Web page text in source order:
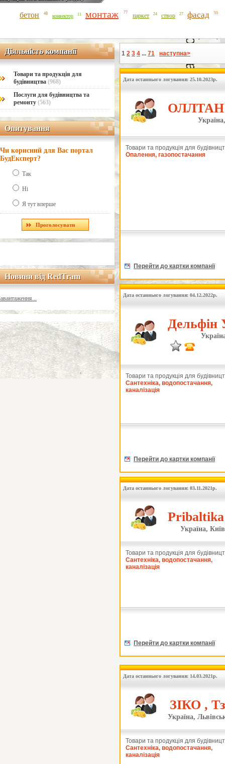
бетон 48 конвектор 11 монтаж 77 паркет 24 створ 27 фасад 55
Діяльність компанії
Діяльність компанії
Товари та продукція для
будівництва (968)
Послуги для будівництва та
ремонту (563)
Опитування
Опитування
Чи корисний для Вас портал
БудЕксперт?
Так
Ні
Я тут вперше
Новини від RedTram
Новини від RedTram
1 2 3 4 ... 71 наступна>
Дата останнього логування: 25.10.2023р.
ОЛЛТАН
Товари та продукція для
Опалення, газопостачання
Перейти до картки компанії
Дата останнього логування: 04.12.2022р.
Дельфін
Товари та продукція для
Сантехніка, водопостачання,
каналізація
Перейти до картки компанії
Дата останнього логування: 03.11.2021р.
Україна,
Товари та продукція для
Сантехніка, водопостачання,
каналізація
Перейти до картки компанії
Дата останнього логування: 14.03.2021р.
ЗІКО ,
Україна,
Товари та продукція для
Сантехніка, водопостачання,
каналізація